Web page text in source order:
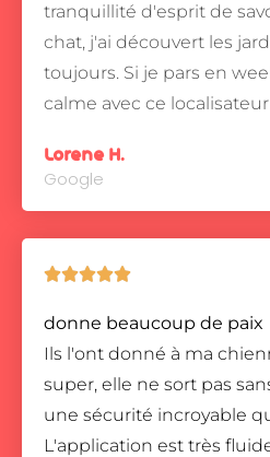
tranquillité d'esprit de
chat, j'ai découvert les
toujours. Si je pars en
calme avec ce
Lorene H.
Google

donne beaucoup de paix
Ils l'ont donné à ma
super, elle ne sort pas
une sécurité incroyable
L'application est très